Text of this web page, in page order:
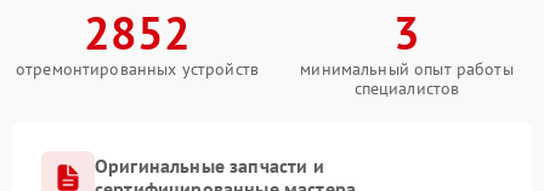
2852
отремонтированных устройств
3
минимальный опыт работы
специалистов
Оригинальные запчасти и